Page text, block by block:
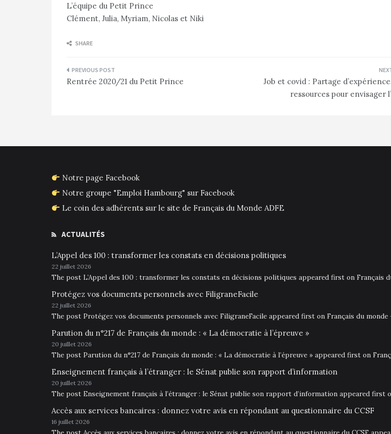
L’équipe du Petit Prince
Clément, Julia, Myriam, Nicolas et Niki
SHARE
Navigation
de
Rentrée 2020/21 du Petit Prince
Job et covid : Partage
ressources pour envisager
Notre page Facebook
Notre groupe "Emploi Hambourg" sur Facebook
Le coin des adhérents sur le site de Français du Monde ADFE
ACTUALITÉS
L’Appel des 100 : transformer les constats en décisions politiques
22 juillet 2026
The post L’Appel des 100 : transformer les constats en décisions politiques appeared first on Français
Protégez vos documents personnels avec FiligraneFacile
22 juillet 2026
The post Protégez vos documents personnels avec FiligraneFacile appeared first on Français du monde
Parution du n°217 de Français du monde : « La démocratie à l’épreuve »
20 juillet 2026
The post Parution du n°217 de Français du monde : « La démocratie à l’épreuve » appeared first on
Enseignement français à l’étranger : le Sénat publie son rapport d’information
20 juillet 2026
The post Enseignement français à l’étranger : le Sénat publie son rapport d’information appeared first
Accès aux services bancaires : donnez votre avis en répondant au questionnaire du CCSF
16 juillet 2026